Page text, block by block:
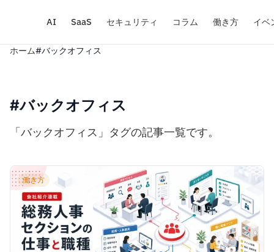
AI SaaS セキュリティ コラム 働き方 イベ
ホーム#バックオフィス
#バックオフィス
「バックオフィス」タグの記事一覧です。
働き方